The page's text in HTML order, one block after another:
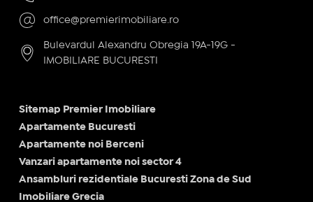
office@premierimobiliare.ro
Bulevardul Alexandru Obregia 19A-19G -
IMOBILIARE BUCURESTI
Sitemap Premier Imobiliare
Apartamente Bucuresti
Apartamente noi Berceni
Vanzari apartamente noi sector 4
Ansambluri rezidentiale Bucuresti Zona de Sud
Imobiliare Grecia